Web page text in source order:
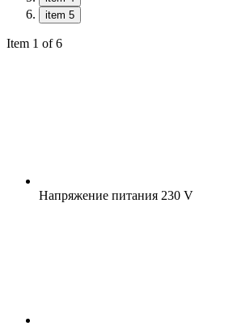
item 5
Item 1 of 6
Напряжение питания 230 V